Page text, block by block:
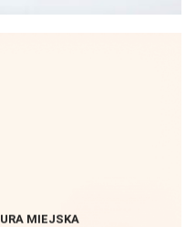
MIEJSKA